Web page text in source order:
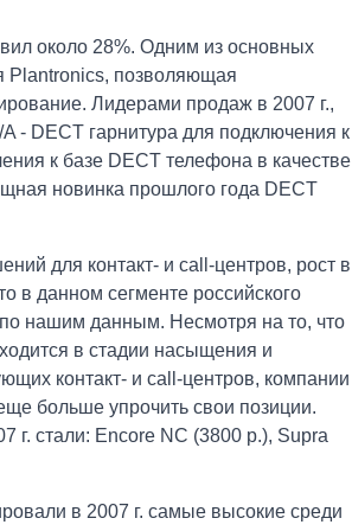
около 28%. Одним из основных
Plantronics, позволяющая
Лидерами продаж в 2007 г.,
- DECT гарнитура для подключения к
к базе DECT телефона в качестве
новинка прошлого года DECT
для контакт- и call-центров, рост в
в данном сегменте российского
нашим данным. Несмотря на то, что
в стадии насыщения и
контакт- и call-центров, компании
больше упрочить свои позиции.
стали: Encore NC (3800 р.), Supra
в 2007 г. самые высокие среди